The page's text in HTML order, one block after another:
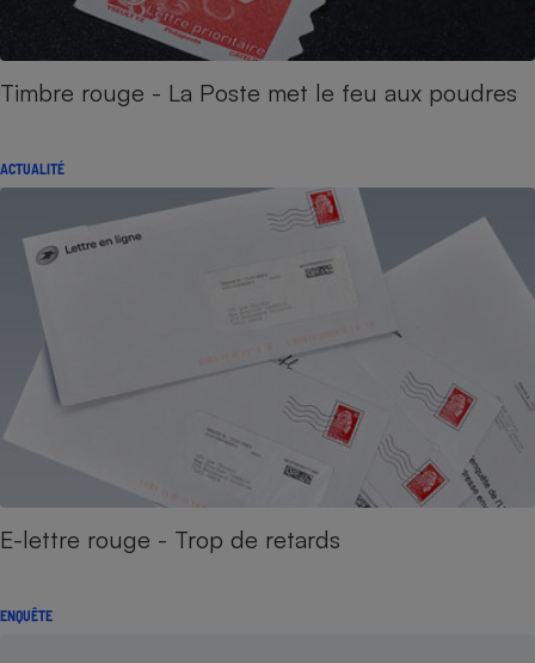
Timbre rouge - La Poste met le feu aux poudres
ACTUALITÉ
E-lettre rouge - Trop de retards
ENQUÊTE